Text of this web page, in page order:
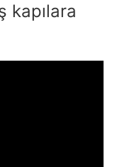
kapılara